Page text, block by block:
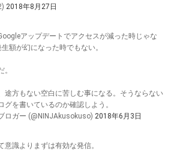
2018年8月27日
アップデートでアクセスが減った時じゃな
額が幻になった時でもない。
途方もない空白に苦しむ事になる。そうならない
を書いているのか確認しよう。
ロガー (@NINJAkusokuso) 2018年6月3日
識よりまずは有効な発信。